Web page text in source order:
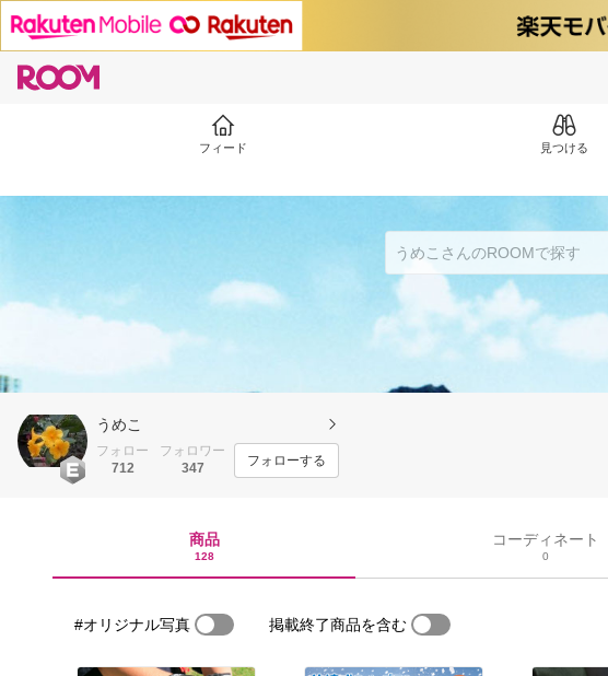
フィード 見つける
うめこ
フォロー
712
フォロワー
347
フォローする
商品
128
コーディネート
0
#オリジナル写真 掲載終了商品を含む